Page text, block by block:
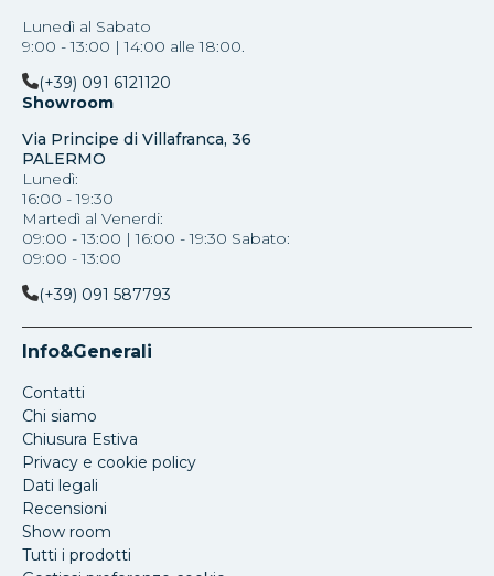
Lunedì al Sabato
9:00 - 13:00 | 14:00 alle 18:00.
(+39) 091 6121120
Showroom
Via Principe di Villafranca, 36
PALERMO
Lunedì:
16:00 - 19:30
Martedì al Venerdi:
09:00 - 13:00 | 16:00 - 19:30 Sabato:
09:00 - 13:00
(+39) 091 587793
Info&Generali
Contatti
Chi siamo
Chiusura Estiva
Privacy e cookie policy
Dati legali
Recensioni
Show room
Tutti i prodotti